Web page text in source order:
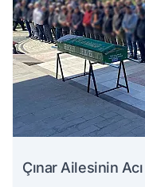
Çınar Ailesinin